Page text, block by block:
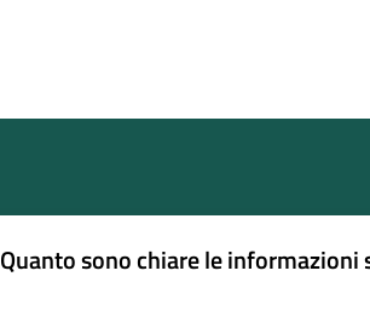
Quanto sono chiare le informazioni